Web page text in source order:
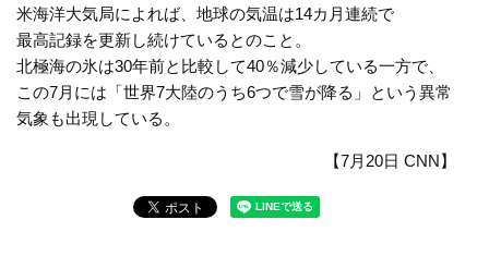
米海洋大気局によれば、地球の気温は14カ月連続で
最高記録を更新し続けているとのこと。
北極海の氷は30年前と比較して40％減少している一方で、
この7月には「世界7大陸のうち6つで雪が降る」という異常
気象も出現している。
【7月20日 CNN】